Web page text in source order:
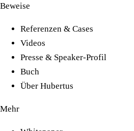
Beweise
Referenzen & Cases
Videos
Presse & Speaker-Profil
Buch
Über Hubertus
Mehr